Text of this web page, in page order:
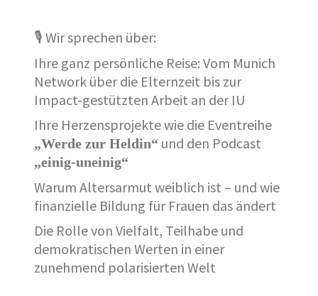
🎙️ Wir sprechen über:
Ihre ganz persönliche Reise: Vom Munich
Network über die Elternzeit bis zur
Impact-gestützten Arbeit an der IU
Ihre Herzensprojekte wie die Eventreihe
„Werde zur Heldin“ und den Podcast
„einig-uneinig“
Warum Altersarmut weiblich ist – und wie
finanzielle Bildung für Frauen das ändert
Die Rolle von Vielfalt, Teilhabe und
demokratischen Werten in einer
zunehmend polarisierten Welt